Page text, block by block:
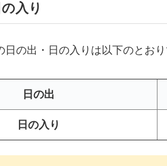
入り
の出・日の入りは以下のとおり
日の出
日の入り